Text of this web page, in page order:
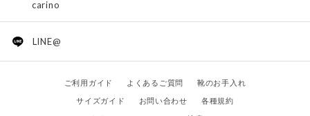
carino
LINE@
ご利用ガイド よくあるご質問
靴のお手入れ
サイズガイド
お問い合わせ
各種規約